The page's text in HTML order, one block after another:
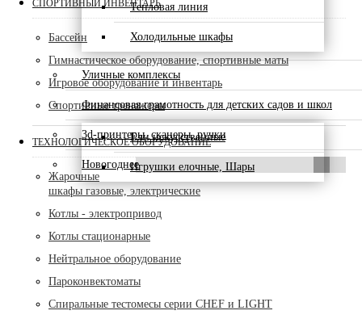
Тепловая линия
Холодильные шкафы
Уличные комплексы
Финансовая грамотность для детских садов и школ
3d-принтеры, сканеры, ручки
Новогоднее
Ели искусственные
Игрушки елочные, Шары
СПОРТИВНЫЙ ИНВЕНТАРЬ
Бассейн
Гимнастическое оборудование, спортивные маты
Игровое оборудование и инвентарь
Спортивные тренажеры
ТЕХНОЛОГИЧЕСКОЕ ОБОРУДОВАНИЕ
Жарочные
шкафы газовые, электрические
Котлы - электропривод
Котлы стационарные
Нейтральное оборудование
Пароконвектоматы
Спиральные тестомесы серии CHEF и LIGHT